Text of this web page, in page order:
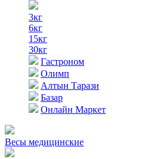
3кг
6кг
15кг
30кг
Гастроном
Олимп
Алтын Тарази
Базар
Онлайн Маркет
Весы медицинские